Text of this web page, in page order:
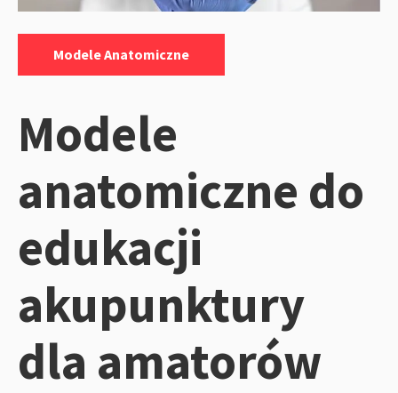
Modele Anatomiczne
Modele
anatomiczne do
edukacji
akupunktury
dla amatorów